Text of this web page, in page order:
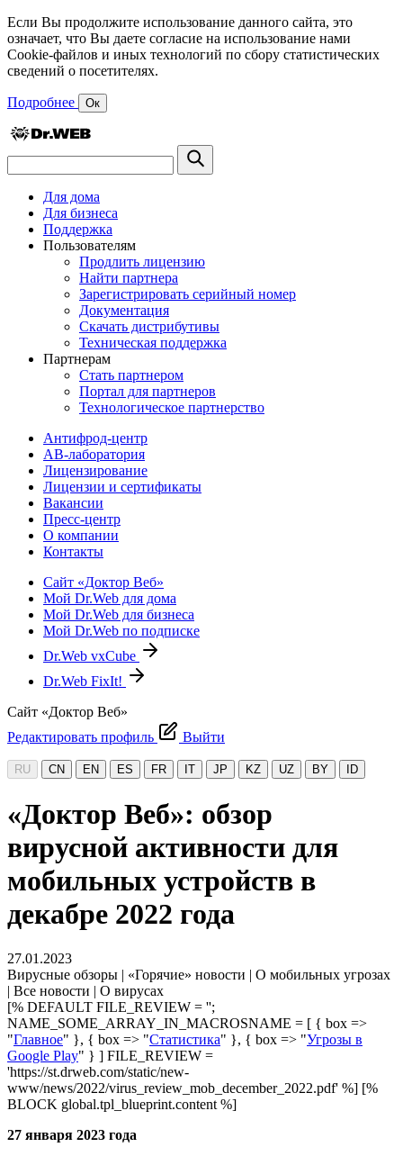
Если Вы продолжите использование данного сайта, это
означает, что Вы даете согласие на использование нами
Cookie-файлов и иных технологий по сбору статистических
сведений о посетителях.
Подробнее Ок
Для дома
Для бизнеса
Поддержка
Пользователям
Продлить лицензию
Найти партнера
Зарегистрировать серийный номер
Документация
Скачать дистрибутивы
Техническая поддержка
Партнерам
Стать партнером
Портал для партнеров
Технологическое партнерство
Антифрод-центр
АВ-лаборатория
Лицензирование
Лицензии и сертификаты
Вакансии
Пресс-центр
О компании
Контакты
Сайт «Доктор Веб»
Мой Dr.Web для дома
Мой Dr.Web для бизнеса
Мой Dr.Web по подписке
Dr.Web vxCube
Dr.Web FixIt!
Сайт «Доктор Веб»
Редактировать профиль
Выйти
RU CN EN ES FR IT JP KZ UZ BY ID
«Доктор Веб»: обзор
вирусной активности для
мобильных устройств в
декабре 2022 года
27.01.2023
Вирусные обзоры | «Горячие» новости | О мобильных угрозах
| Все новости | О вирусах
[% DEFAULT FILE_REVIEW = '';
NAME_SOME_ARRAY_IN_MACROSNAME = [ { box =>
"Главное" }, { box => "Статистика" }, { box => "Угрозы в
Google Play" } ] FILE_REVIEW =
'https://st.drweb.com/static/new-
www/news/2022/virus_review_mob_december_2022.pdf' %] [%
BLOCK global.tpl_blueprint.content %]
27 января 2023 года